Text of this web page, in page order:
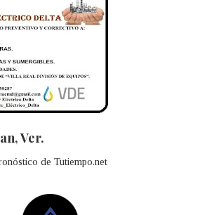
Ver.
de Tutiempo.net